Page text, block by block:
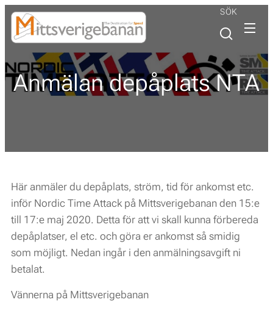
SÖK
Anmälan depåplats NTA
Här anmäler du depåplats, ström, tid för ankomst etc.
inför Nordic Time Attack på Mittsverigebanan den 15:e
till 17:e maj 2020. Detta för att vi skall kunna förbereda
depåplatser, el etc. och göra er ankomst så smidig
som möjligt. Nedan ingår i den anmälningsavgift ni
betalat.
Vännerna på Mittsverigebanan